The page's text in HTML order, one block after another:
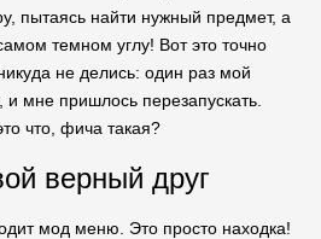
пытаясь найти нужный предмет, а
темном углу! Вот это точно
не делись: один раз мой
и мне пришлось перезапускать.
что, фича такая?
верный друг
мод меню. Это просто находка!